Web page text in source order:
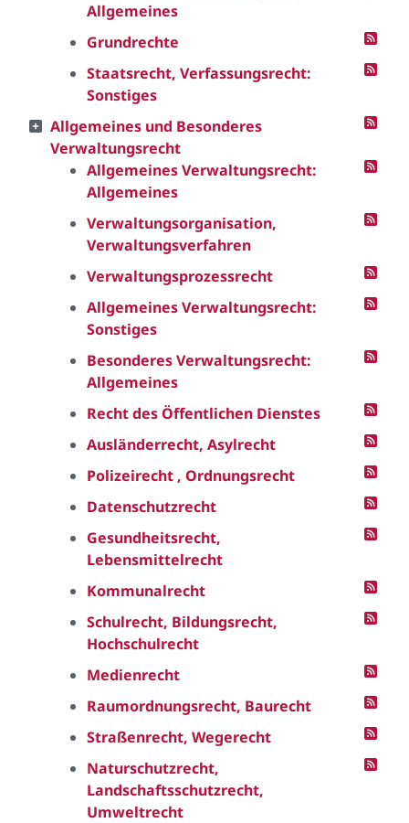
Allgemeines
Grundrechte
Staatsrecht, Verfassungsrecht:
Sonstiges
Allgemeines und Besonderes
Verwaltungsrecht
Allgemeines Verwaltungsrecht:
Allgemeines
Verwaltungsorganisation,
Verwaltungsverfahren
Verwaltungsprozessrecht
Allgemeines Verwaltungsrecht:
Sonstiges
Besonderes Verwaltungsrecht:
Allgemeines
Recht des Öffentlichen Dienstes
Ausländerrecht, Asylrecht
Polizeirecht , Ordnungsrecht
Datenschutzrecht
Gesundheitsrecht,
Lebensmittelrecht
Kommunalrecht
Schulrecht, Bildungsrecht,
Hochschulrecht
Medienrecht
Raumordnungsrecht, Baurecht
Straßenrecht, Wegerecht
Naturschutzrecht,
Landschaftsschutzrecht,
Umweltrecht